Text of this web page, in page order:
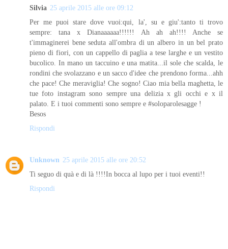
Silvia 25 aprile 2015 alle ore 09:12
Per me puoi stare dove vuoi:qui, la', su e giu':tanto ti trovo
sempre: tana x Dianaaaaaa!!!!!! Ah ah ah!!!! Anche se
t'immaginerei bene seduta all'ombra di un albero in un bel prato
pieno di fiori, con un cappello di paglia a tese larghe e un vestito
bucolico. In mano un taccuino e una matita...il sole che scalda, le
rondini che svolazzano e un sacco d'idee che prendono forma...ahh
che pace! Che meraviglia! Che sogno! Ciao mia bella maghetta, le
tue foto instagram sono sempre una delizia x gli occhi e x il
palato. E i tuoi commenti sono sempre e #soloparolesagge !
Besos
Rispondi
Unknown 25 aprile 2015 alle ore 20:52
Ti seguo di quà e di là !!!!In bocca al lupo per i tuoi eventi!!
Rispondi